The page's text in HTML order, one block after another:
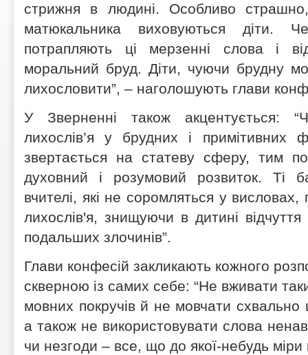
стрижня в людині. Особливо
матюкальника виховуються діти.
потрапляють ці мерзенні слова і
моральний бруд. Діти, чуючи брудну
лихословити”, – наголошують глави
У Зверненні також акцентується:
лихослів’я у брудних і примітивних
звертається на статеву сферу, тим
духовний і розумовий розвиток. Ті
вчителі, які не соромляться у
лихослів'я, знищуючи в дитині
подальших злочинів”.
Глави конфесій закликають кожного
скверною із самих себе: “Не вживати
мовних покручів й не мовчати схвально
а також не використовувати слова
чи незгоди – все, що до якої-небудь